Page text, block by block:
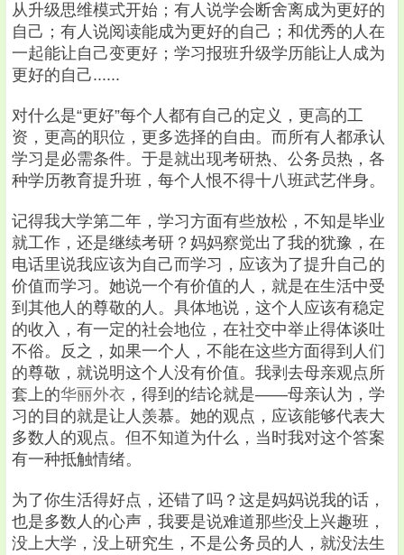
从升级思维模式开始；有人说学会断舍离成为更好的
自己；有人说阅读能成为更好的自己；和优秀的人在
一起能让自己变更好；学习报班升级学历能让人成为
更好的自己......
对什么是“更好”每个人都有自己的定义，更高的工
资，更高的职位，更多选择的自由。而所有人都承认
学习是必需条件。于是就出现考研热、公务员热，各
种学历教育提升班，每个人恨不得十八班武艺伴身。
记得我大学第二年，学习方面有些放松，不知是毕业
就工作，还是继续考研？妈妈察觉出了我的犹豫，在
电话里说我应该为自己而学习，应该为了提升自己的
价值而学习。她说一个有价值的人，就是在生活中受
到其他人的尊敬的人。具体地说，这个人应该有稳定
的收入，有一定的社会地位，在社交中举止得体谈吐
不俗。反之，如果一个人，不能在这些方面得到人们
的尊敬，就说明这个人没有价值。我剥去母亲观点所
套上的华丽外衣 ，得到的结论就是——母亲认为，学
习的目的就是让人羡慕。她的观点，应该能够代表大
多数人的观点。但不知道为什么，当时我对这个答案
有一种抵触情绪。
为了你生活得好点，还错了吗？这是妈妈说我的话，
也是多数人的心声，我要是说难道那些没上兴趣班，
没上大学，没上研究生，不是公务员的人，就没法生